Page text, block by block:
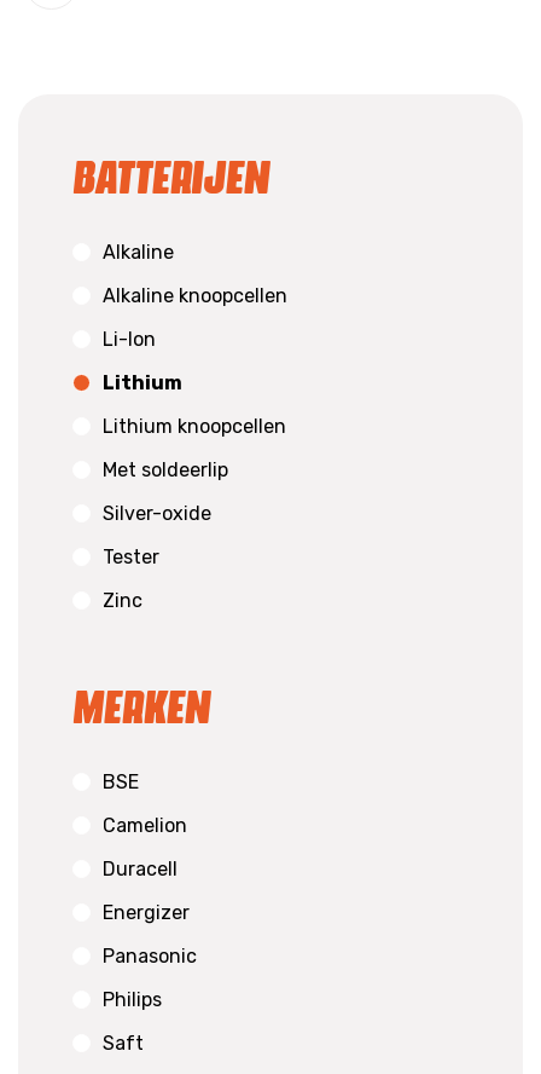
Batterijen
Alkaline
Alkaline knoopcellen
Li-Ion
Lithium
Lithium knoopcellen
Met soldeerlip
Silver-oxide
Tester
Zinc
Merken
BSE
Camelion
Duracell
Energizer
Panasonic
Philips
Saft